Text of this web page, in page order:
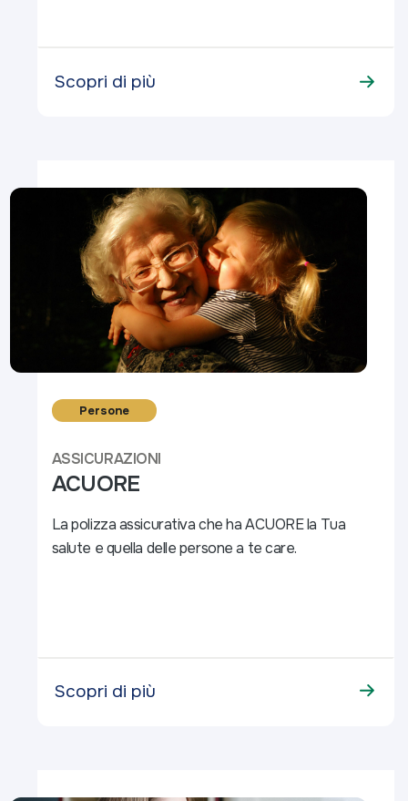
Scopri di più
Persone
ASSICURAZIONI
ACUORE
La polizza assicurativa che ha ACUORE la Tua
salute e quella delle persone a te care.
Scopri di più